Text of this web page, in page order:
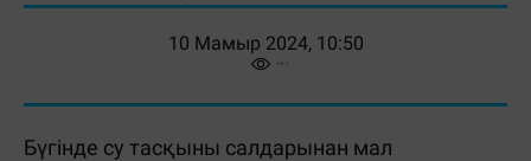
10 Мамыр 2024, 10:50
Бүгінде су тасқыны салдарынан мал